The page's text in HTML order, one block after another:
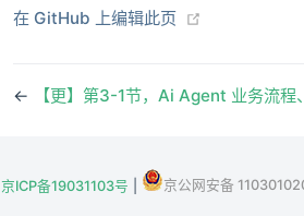
在 GitHub 上编辑此页
←
【更】第3-1节，Ai Agent 业务流程
京ICP备19031103号 京公网安备